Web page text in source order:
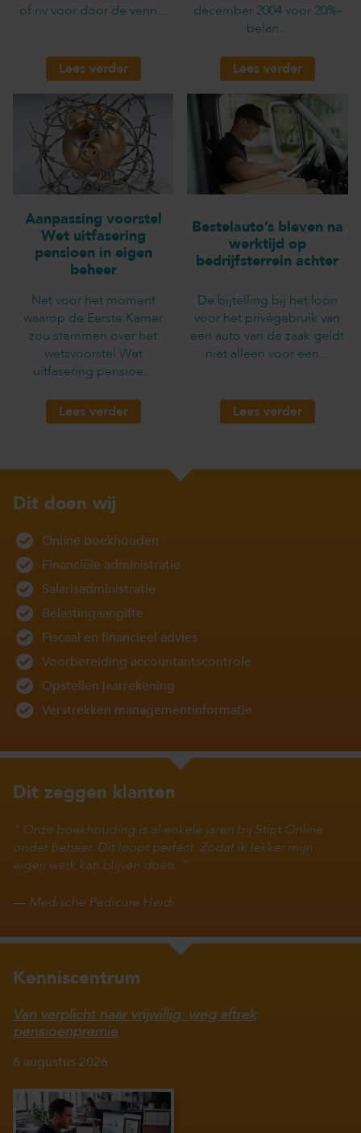
of nv voor door de venn...
Lees verder
december 2004 voor 20%-
belan...
Lees verder
Aanpassing voorstel
Wet uitfasering
pensioen in eigen
beheer
Net voor het moment
waarop de Eerste Kamer
zou stemmen over het
wetsvoorstel Wet
uitfasering pensioe...
Lees verder
Bestelauto’s bleven na
werktijd op
bedrijfsterrein achter
De bijtelling bij het loon
voor het privégebruik van
een auto van de zaak geldt
niet alleen voor een...
Lees verder
Dit doen wij
Online boekhouden
Financiële administratie
Salarisadministratie
Belastingaangifte
Fiscaal en financieel advies
Voorbereiding accountantscontrole
Opstellen jaarrekening
Verstrekken managementinformatie
Dit zeggen klanten
Onze boekhouding is al enkele jaren bij Stipt Online
onder beheer. Dit loopt perfect. Zodat ik lekker mijn
eigen werk kan blijven doen.
— Medische Pedicure Heidi
Kenniscentrum
Van verplicht naar vrijwillig: weg aftrek
pensioenpremie
6 augustus 2026